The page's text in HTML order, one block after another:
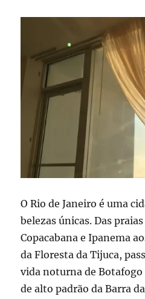
O Rio de Janeiro é uma
belezas únicas. Das
Copacabana e Ipanema
da Floresta da Tijuca,
vida noturna de
de alto padrão da Barra